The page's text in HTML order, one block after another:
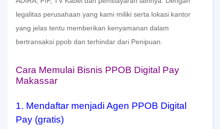
legalitas perusahaan yang kami miliki serta lokasi kantor
yang jelas tentu memberikan kenyamanan dalam
bertransaksi ppob dan terhindar dari Penipuan.
Cara Memulai Bisnis PPOB Digital Pay
Makassar
1. Mendaftar menjadi Agen PPOB Digital
Pay (gratis)